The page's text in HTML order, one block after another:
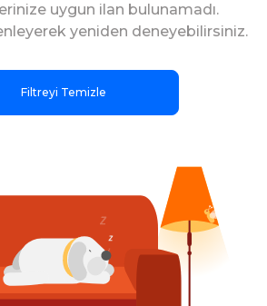
uygun ilan bulunamadı.
yeniden deneyebilirsiniz.
Filtreyi Temizle